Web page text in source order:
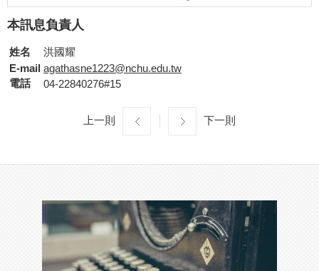
本訊息負責人
姓名
洪國耀
E-mail agathasne1223@nchu.edu.tw
電話
04-22840276#15
上一則 下一則